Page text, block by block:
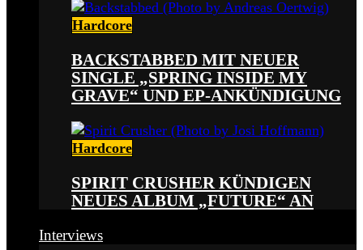
Hardcore
BACKSTABBED MIT NEUER
SINGLE „SPRING INSIDE MY
GRAVE“ UND EP-ANKÜNDIGUNG
Hardcore
SPIRIT CRUSHER KÜNDIGEN
NEUES ALBUM „FUTURE“ AN
Interviews